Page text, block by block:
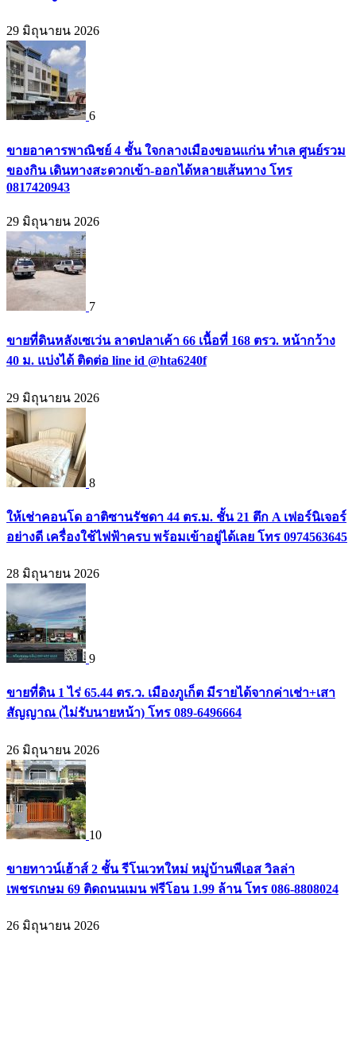
29 มิถุนายน 2026
6
ขายอาคารพาณิชย์ 4 ชั้น ใจกลางเมืองขอนแก่น ทำเล ศูนย์รวม
ของกิน เดินทางสะดวกเข้า-ออกได้หลายเส้นทาง โทร
0817420943
29 มิถุนายน 2026
7
ขายที่ดินหลังเซเว่น ลาดปลาเค้า 66 เนื้อที่ 168 ตรว. หน้ากว้าง
40 ม. แบ่งได้ ติดต่อ line id @hta6240f
29 มิถุนายน 2026
8
ให้เช่าคอนโด อาติซานรัชดา 44 ตร.ม. ชั้น 21 ตึก A เฟอร์นิเจอร์
อย่างดี เครื่องใช้ไฟฟ้าครบ พร้อมเข้าอยู่ได้เลย โทร 0974563645
28 มิถุนายน 2026
9
ขายที่ดิน 1 ไร่ 65.44 ตร.ว. เมืองภูเก็ต มีรายได้จากค่าเช่า+เสา
สัญญาณ (ไม่รับนายหน้า) โทร 089-6496664
26 มิถุนายน 2026
10
ขายทาวน์เฮ้าส์ 2 ชั้น รีโนเวทใหม่ หมู่บ้านพีเอส วิลล่า
เพชรเกษม 69 ติดถนนเมน ฟรีโอน 1.99 ล้าน โทร 086-8808024
26 มิถุนายน 2026